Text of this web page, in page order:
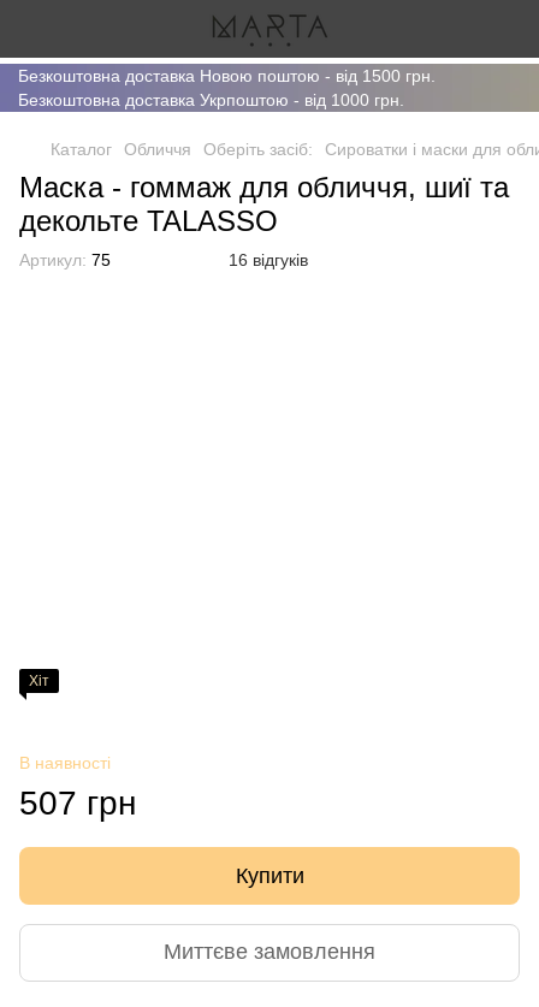
Безкоштовна доставка Новою поштою - від 1500 грн.
Безкоштовна доставка Укрпоштою - від 1000 грн.
Каталог Обличчя Оберіть засіб: Сироватки і маски для
Маска - гоммаж для обличчя, шиї та
декольте TALASSO
Артикул: 75 16 відгуків
Хіт
В наявності
507 грн
Купити
Миттєве замовлення